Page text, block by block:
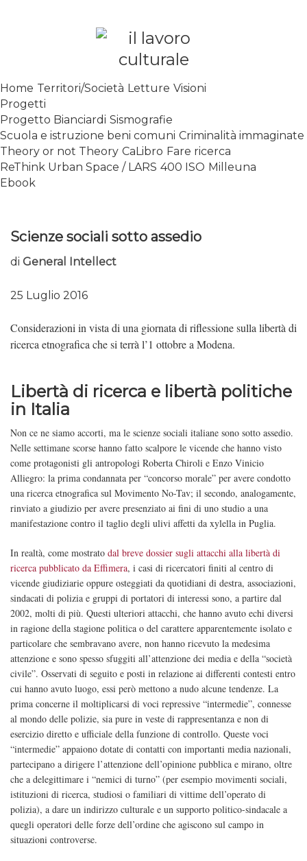
SPALANCARE LE FINESTRE DEI
CONTEMPORANEO
Home Territori/Società Letture Visioni
Progetti
Progetto Bianciardi Sismografie
Scuola e istruzione beni comuni Criminalità immaginate
Theory or not Theory CaLibro Fare ricerca
ReThink Urban Space / LARS 400 ISO Milleuna
Ebook
Scienze sociali sotto assedio
di General Intellect
25 Luglio 2016
Considerazioni in vista di una giornata di riflessione sulla libertà di
ricerca etnografica che si terrà l’1 ottobre a Modena.
Libertà di ricerca e libertà politiche
in Italia
Non ce ne siamo accorti, ma le scienze sociali italiane sono sotto assedio.
Nelle settimane scorse hanno fatto scalpore le vicende che hanno visto
come protagonisti gli antropologi Roberta Chiroli e Enzo Vinicio
Alliegro: la prima condannata per “concorso morale” per avere condotto
una ricerca etnografica sul Movimento No-Tav; il secondo, analogamente,
rinviato a giudizio per avere presenziato ai fini di uno studio a una
manifestazione contro il taglio degli ulivi affetti da xylella in Puglia.
In realtà, come mostrato dal breve dossier sugli attacchi alla libertà di
ricerca pubblicato da Effimera, i casi di ricercatori finiti al centro di
vicende giudiziarie oppure osteggiati da quotidiani di destra, associazioni,
sindacati di polizia e gruppi di portatori di interessi sono, a partire dal
2002, molti di più. Questi ulteriori attacchi, che hanno avuto echi diversi
in ragione della stagione politica o del carattere apparentemente isolato e
particolare che sembravano avere, non hanno ricevuto la medesima
attenzione e sono spesso sfuggiti all’attenzione dei media e della “società
civile”. Osservati di seguito e posti in relazione ai differenti contesti entro
cui hanno avuto luogo, essi però mettono a nudo alcune tendenze. La
prima concerne il moltiplicarsi di voci repressive “intermedie”, connesse
al mondo delle polizie, sia pure in veste di rappresentanza e non di
esercizio diretto e ufficiale della funzione di controllo. Queste voci
“intermedie” appaiono dotate di contatti con importanti media nazionali,
partecipano a dirigere l’attenzione dell’opinione pubblica e mirano, oltre
che a delegittimare i “nemici di turno” (per esempio movimenti sociali,
istituzioni di ricerca, studiosi o familiari di vittime dell’operato di
polizia), a dare un indirizzo culturale e un supporto politico-sindacale a
quegli operatori delle forze dell’ordine che agiscono sul campo in
situazioni controverse.